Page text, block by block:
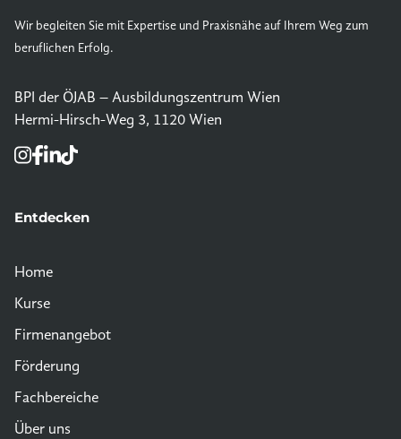
Wir begleiten Sie mit Expertise und Praxisnähe auf Ihrem Weg zum
beruflichen Erfolg.
BPI der ÖJAB – Ausbildungszentrum Wien
Hermi-Hirsch-Weg 3, 1120 Wien
Entdecken
Home
Kurse
Firmenangebot
Förderung
Fachbereiche
Über uns